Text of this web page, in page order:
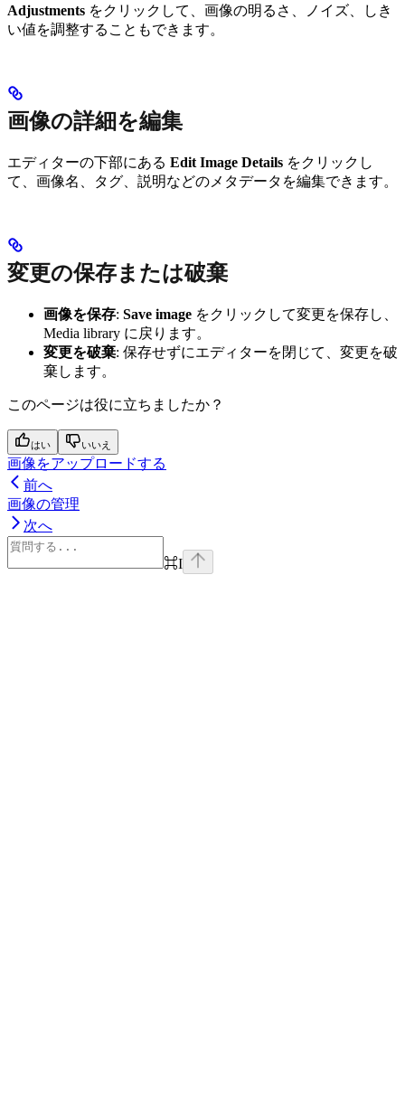
Adjustments をクリックして、画像の明るさ、ノイズ、しき
い値を調整することもできます。
画像の詳細を編集
エディターの下部にある Edit Image Details をクリックし
て、画像名、タグ、説明などのメタデータを編集できます。
変更の保存または破棄
画像を保存: Save image をクリックして変更を保存し、
Media library に戻ります。
変更を破棄: 保存せずにエディターを閉じて、変更を破
棄します。
このページは役に立ちましたか？
はい いいえ
画像をアップロードする
前へ
画像の管理
次へ
⌘I